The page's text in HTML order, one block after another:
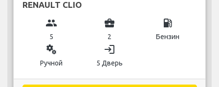
RENAULT CLIO
group
5
business_center
2
local_gas_station
Бензин
miscellaneous_services
Ручной
login
5 Дверь